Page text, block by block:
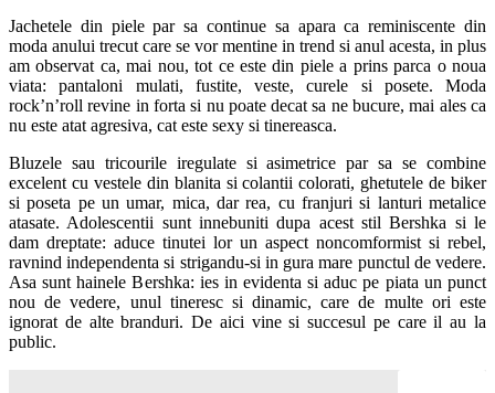
Jachetele din piele par sa continue sa apara ca reminiscente din
moda anului trecut care se vor mentine in trend si anul acesta, in plus
am observat ca, mai nou, tot ce este din piele a prins parca o noua
viata: pantaloni mulati, fustite, veste, curele si posete. Moda
rock’n’roll revine in forta si nu poate decat sa ne bucure, mai ales ca
nu este atat agresiva, cat este sexy si tinereasca.
Bluzele sau tricourile iregulate si asimetrice par sa se combine
excelent cu vestele din blanita si colantii colorati, ghetutele de biker
si poseta pe un umar, mica, dar rea, cu franjuri si lanturi metalice
atasate. Adolescentii sunt innebuniti dupa acest stil Bershka si le
dam dreptate: aduce tinutei lor un aspect noncomformist si rebel,
ravnind independenta si strigandu-si in gura mare punctul de vedere.
Asa sunt hainele Bershka: ies in evidenta si aduc pe piata un punct
nou de vedere, unul tineresc si dinamic, care de multe ori este
ignorat de alte branduri. De aici vine si succesul pe care il au la
public.